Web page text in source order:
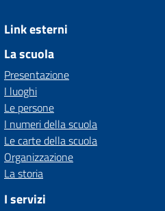
Link esterni
La scuola
Presentazione
I luoghi
Le persone
I numeri della scuola
Le carte della scuola
Organizzazione
La storia
I servizi